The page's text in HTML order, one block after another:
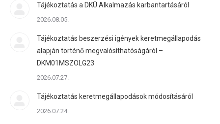
Tájékoztatás a DKÜ Alkalmazás karbantartásáról
2026.08.05.
Tájékoztatás beszerzési igények keretmegállapodás
alapján történő megvalósíthatóságáról –
DKM01MSZOLG23
2026.07.27.
Tájékoztatás keretmegállapodások módosításáról
2026.07.24.